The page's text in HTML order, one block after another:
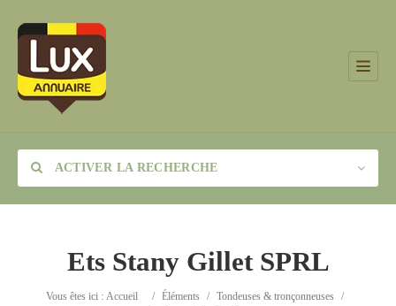
ACTIVER LA RECHERCHE
Catégorie
Ets Stany Gillet SPRL
Vous êtes ici : Accueil / Éléments / Tondeuses & tronçonneuses
/